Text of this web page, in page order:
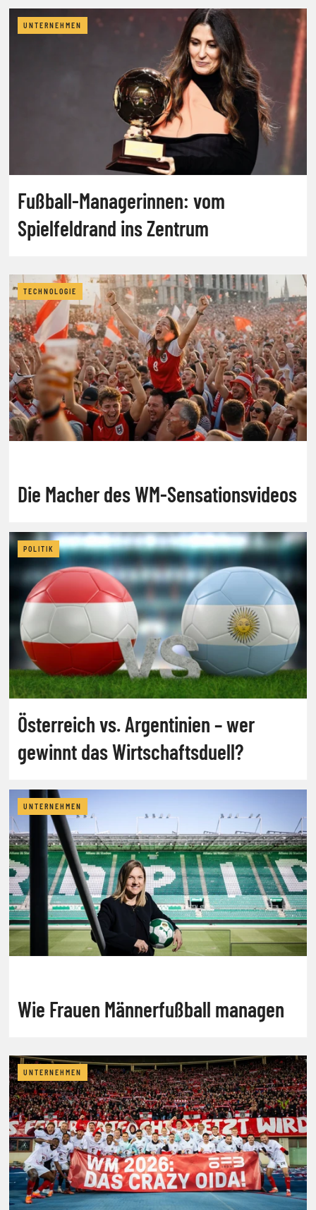
UNTERNEHMEN
Fußball-Managerinnen: vom
Spielfeldrand ins Zentrum
TECHNOLOGIE
Die Macher des WM-Sensationsvideos
POLITIK
Österreich vs. Argentinien – wer
gewinnt das Wirtschaftsduell?
UNTERNEHMEN
Wie Frauen Männerfußball managen
UNTERNEHMEN